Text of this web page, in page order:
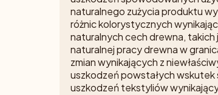
naturalnego zużycia produktu
różnic kolorystycznych
naturalnych cech drewna, takich
naturalnej pracy drewna w
zmian wynikających z
uszkodzeń powstałych
uszkodzeń tekstyliów